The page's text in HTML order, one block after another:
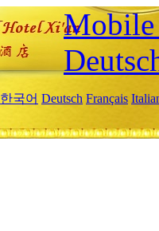
Mobile
한국어 Deutsch Français